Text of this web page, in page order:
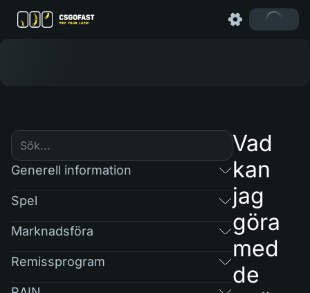
Generell information
Spel
Marknadsföra
Remissprogram
Vad
kan
jag
göra
med
de